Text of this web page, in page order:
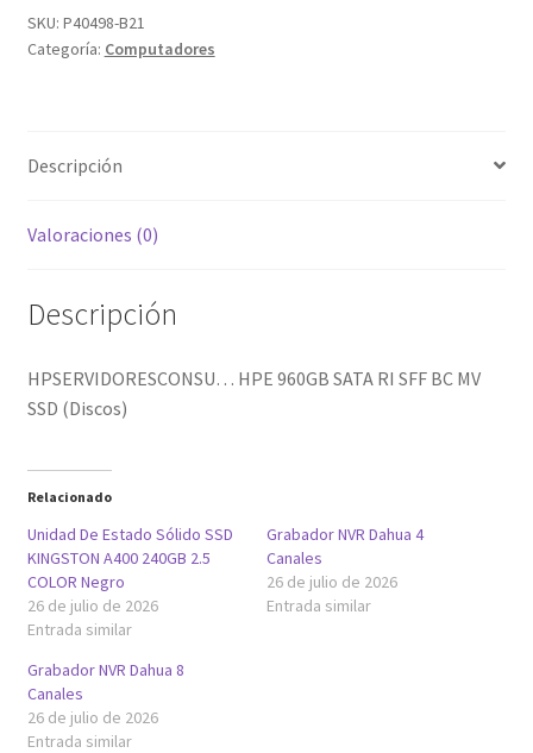
SSD
(Discos)
SKU: P40498-B21
Categoría: Computadores
Descripción
Valoraciones (0)
Descripción
HPSERVIDORESCONSU… HPE 960GB SATA RI SFF BC MV
SSD (Discos)
Relacionado
Unidad De Estado Sólido SSD
KINGSTON A400 240GB 2.5
COLOR Negro
26 de julio de 2026
Entrada similar
Grabador NVR Dahua 4
Canales
26 de julio de 2026
Entrada similar
Grabador NVR Dahua 8
Canales
26 de julio de 2026
Entrada similar